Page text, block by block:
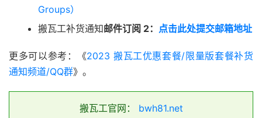
Groups）
搬瓦工补货通知邮件订阅 2： 点击此处提交邮箱地址
更多可以参考：《2023 搬瓦工优惠套餐/限量版套餐补货
通知频道/QQ群》。
搬瓦工官网： bwh81.net